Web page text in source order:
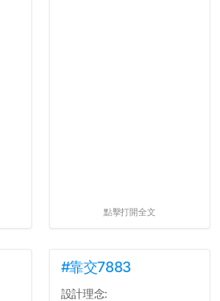
點擊打開全文
#靠交7883
設計理念: